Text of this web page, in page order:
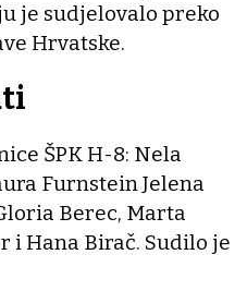
je sudjelovalo preko
Hrvatske.
ŠPK H-8: Nela
Furnstein Jelena
Berec, Marta
i Hana Birač. Sudilo je